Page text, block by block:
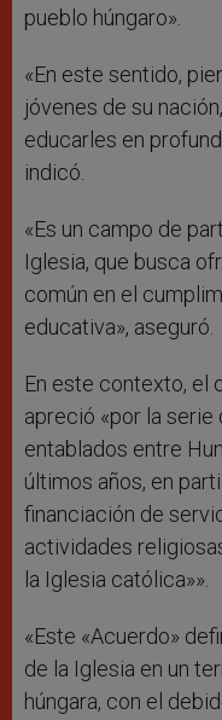
pueblo húngaro».
«En este sentido,
jóvenes de su
educarles en
indicó.
«Es un campo de
Iglesia, que busca
común en el
educativa», aseguró.
En este contexto, el
apreció «por la
entablados entre
últimos años, en
financiación de
actividades
la Iglesia católica»».
«Este «Acuerdo»
de la Iglesia en un
húngara, con el